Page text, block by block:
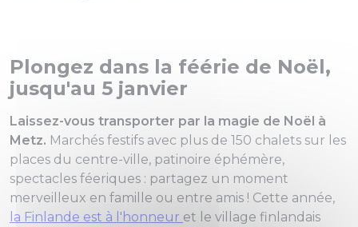
Plongez dans la féérie de Noël,
jusqu'au 5 janvier
Laissez-vous transporter par la magie de Noël à
Metz. Marchés festifs avec plus de 150 chalets sur les
places du centre-ville, patinoire éphémère,
spectacles féeriques : partagez un moment
merveilleux en famille ou entre amis ! Cette année,
la Finlande est à l'honneur et le village finlandais